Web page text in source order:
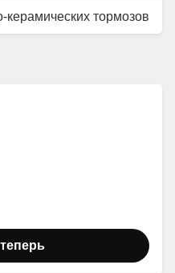
керамических тормозов